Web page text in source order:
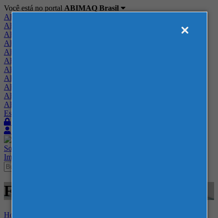
Você está no portal ABIMAQ Brasil
ABIMAQ Brasil
ABIMAQ Minas Gerais
ABIMAQ Norte-Nordeste
ABIMAQ Paraná
ABIMAQ Piracicaba
ABIMAQ Ribeirão Preto
ABIMAQ Rio de Janeiro
ABIMAQ Rio Grande do Sul
ABIMAQ Santa Catarina
ABIMAQ São Paulo
ABIMAQ Vale do Paraíba
Escritório de Relações Governamentais
Sobre
Imprensa
Feiras - SEDE FIESC - SC -
Home